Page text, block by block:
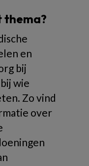
thema?
en
bij
wie
Zo vind
over